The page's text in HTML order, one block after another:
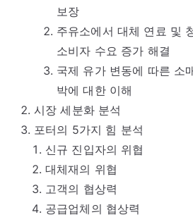
보장
주유소에서 대체 연료 및
소비자 수요 증가 해결
국제 유가 변동에 따른 소
박에 대한 이해
시장 세분화 분석
포터의 5가지 힘 분석
신규 진입자의 위협
대체재의 위협
고객의 협상력
공급업체의 협상력